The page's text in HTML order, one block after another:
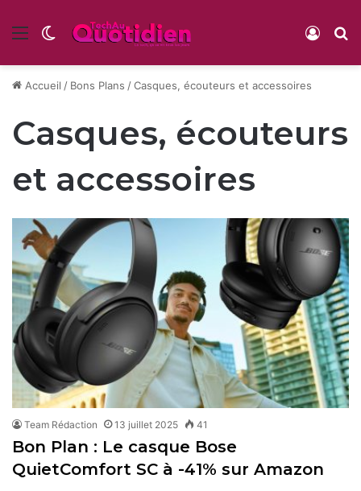
Menu Switch skin
Accueil / Bons Plans /Casques, écouteurs et accessoires
Casques, écouteurs
et accessoires
Team Rédaction 13 juillet 2025 41
Bon Plan : Le casque Bose
QuietComfort SC à -41% sur Amazon